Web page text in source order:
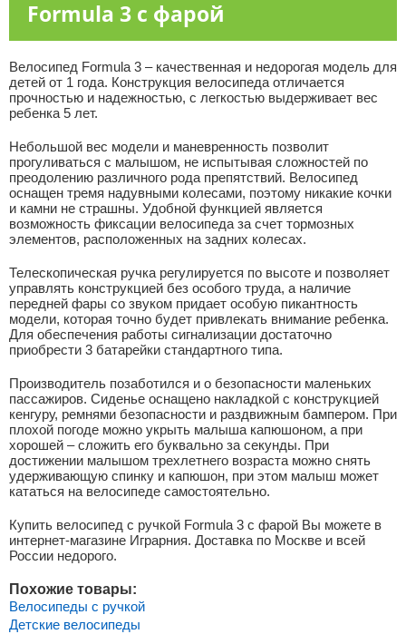
Formula 3 с фарой
Велосипед Formula 3 – качественная и недорогая модель для
детей от 1 года. Конструкция велосипеда отличается
прочностью и надежностью, с легкостью выдерживает вес
ребенка 5 лет.
Небольшой вес модели и маневренность позволит
прогуливаться с малышом, не испытывая сложностей по
преодолению различного рода препятствий. Велосипед
оснащен тремя надувными колесами, поэтому никакие кочки
и камни не страшны. Удобной функцией является
возможность фиксации велосипеда за счет тормозных
элементов, расположенных на задних колесах.
Телескопическая ручка регулируется по высоте и позволяет
управлять конструкцией без особого труда, а наличие
передней фары со звуком придает особую пикантность
модели, которая точно будет привлекать внимание ребенка.
Для обеспечения работы сигнализации достаточно
приобрести 3 батарейки стандартного типа.
Производитель позаботился и о безопасности маленьких
пассажиров. Сиденье оснащено накладкой с конструкцией
кенгуру, ремнями безопасности и раздвижным бампером. При
плохой погоде можно укрыть малыша капюшоном, а при
хорошей – сложить его буквально за секунды. При
достижении малышом трехлетнего возраста можно снять
удерживающую спинку и капюшон, при этом малыш может
кататься на велосипеде самостоятельно.
Купить велосипед с ручкой Formula 3 с фарой Вы можете в
интернет-магазине Играрния. Доставка по Москве и всей
России недорого.
Похожие товары:
Велосипеды с ручкой
Детские велосипеды